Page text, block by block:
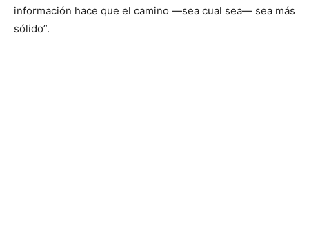
información hace que el camino —sea cual sea— sea más
sólido”.